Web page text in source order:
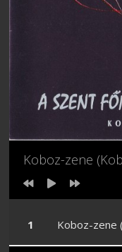
Koboz-zene
Koboz-zene